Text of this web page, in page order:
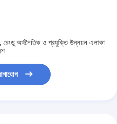
অর্থনৈতিক ও প্রযুক্তি উন্নয়ন এলাকা